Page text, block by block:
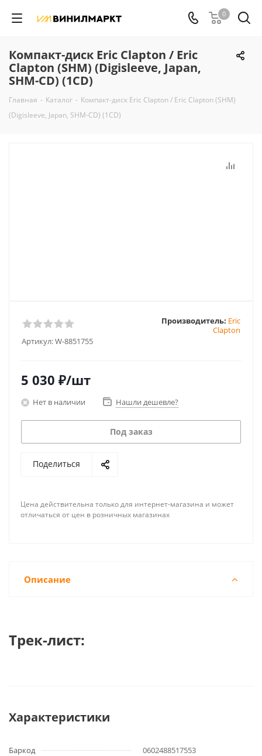
0
Компакт-диск Eric Clapton / Eric
Clapton (SHM) (Digisleeve, Japan,
SHM-CD) (1CD)
Главная - Каталог - Компакт-диск Eric Clapton / Eric Clapton (SHM)
(Digisleeve, Japan, SHM-CD) (1CD)
Артикул:W-8851755
Производитель: Eric
Clapton
5 030 ₽/шт
Нет в наличии Нашли дешевле?
Под заказ
Поделиться
Цена действительна только для интернет-магазина и может
отличаться от цен в розничных магазинах
Описание
Трек-лист:
Характеристики
Баркод
0602488517553